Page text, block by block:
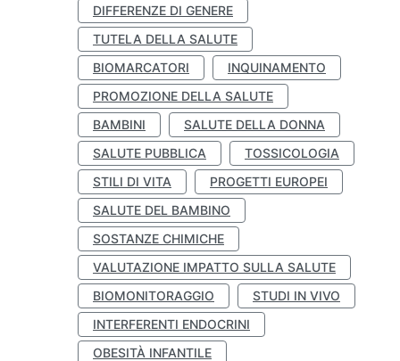
DIFFERENZE DI GENERE
TUTELA DELLA SALUTE
BIOMARCATORI
INQUINAMENTO
PROMOZIONE DELLA SALUTE
BAMBINI
SALUTE DELLA DONNA
SALUTE PUBBLICA
TOSSICOLOGIA
STILI DI VITA
PROGETTI EUROPEI
SALUTE DEL BAMBINO
SOSTANZE CHIMICHE
VALUTAZIONE IMPATTO SULLA SALUTE
BIOMONITORAGGIO
STUDI IN VIVO
INTERFERENTI ENDOCRINI
OBESITÀ INFANTILE